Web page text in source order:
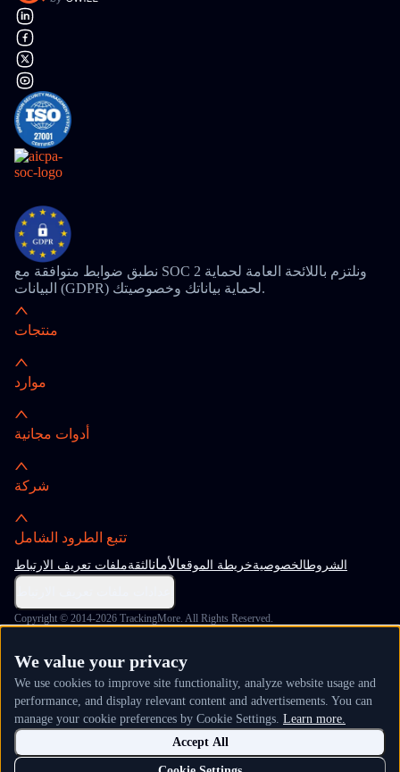
نطبق ضوابط متوافقة مع SOC 2 ونلتزم باللائحة العامة لحماية
البيانات (GDPR) لحماية بياناتك وخصوصيتك.
منتجات
موارد
أدوات مجانية
شركة
تتبع الطرود الشامل
الشروطالخصوصيةخريطة الموقعالأمانالثقةملفات تعريف الارتباط
Copyright © 2014-2026 TrackingMore. All Rights Reserved.
We value your privacy
We use cookies to improve site functionality, analyze website usage and
performance, and display relevant content and advertisements. You can
manage your cookie preferences by Cookie Settings. Learn more.
Accept All